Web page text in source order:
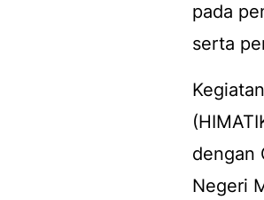
pada
serta
dengan
Negeri